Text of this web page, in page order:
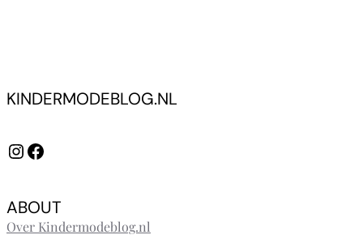
KINDERMODEBLOG.NL
InstagramFacebook
ABOUT
Over Kindermodeblog.nl